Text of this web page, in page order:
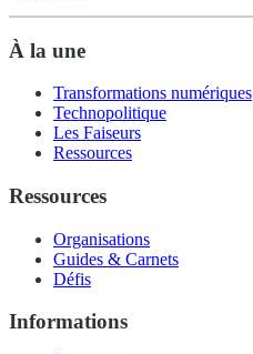
À la une
Transformations numériques
Technopolitique
Les Faiseurs
Ressources
Ressources
Organisations
Guides & Carnets
Défis
Informations